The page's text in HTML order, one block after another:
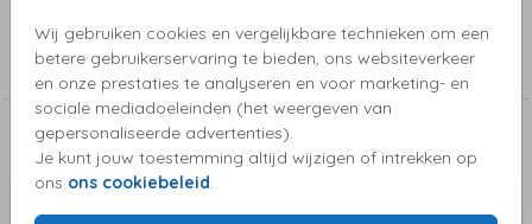
Wij gebruiken cookies en vergelijkbare technieken om een
betere gebruikerservaring te bieden, ons websiteverkeer
en onze prestaties te analyseren en voor marketing- en
sociale mediadoeleinden (het weergeven van
gepersonaliseerde advertenties).
Je kunt jouw toestemming altijd wijzigen of intrekken op
ons ons cookiebeleid.
Foliekaartjes
Deze kaartjes vind je misschien ook leuk